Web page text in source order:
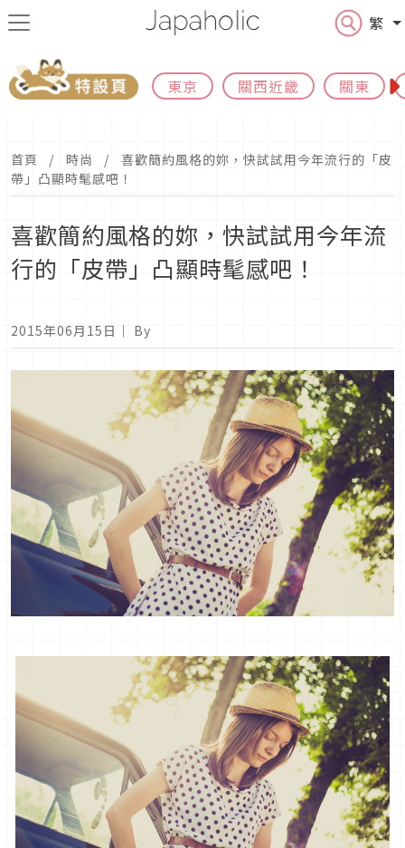
繁
東京 關西近畿 關東
首頁 時尚
喜歡簡約風格的妳，快試試用今年流行的「皮
帶」凸顯時髦感吧！
喜歡簡約風格的妳，快試試用今年流
行的「皮帶」凸顯時髦感吧！
2015年06月15日 ｜ By